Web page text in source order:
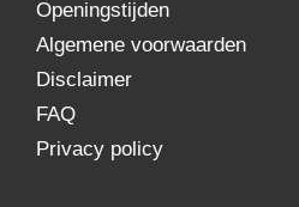
Openingstijden
Algemene voorwaarden
Disclaimer
FAQ
Privacy policy